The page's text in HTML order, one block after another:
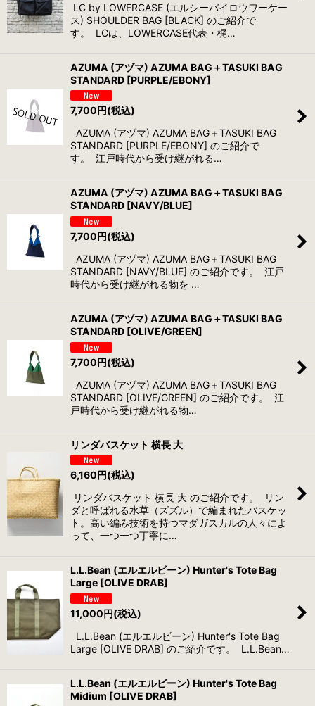
LC by LOWERCASE (エルシーバイロウワーケー
ス) SHOULDER BAG [BLACK] のご紹介で
す。 LCは、LOWERCASE代表・梶…
AZUMA (アヅマ) AZUMA BAG＋TASUKI BAG
STANDARD [PURPLE/EBONY]
7,700円(税込)
AZUMA (アヅマ) AZUMA BAG＋TASUKI BAG
STANDARD [PURPLE/EBONY] のご紹介で
す。 江戸時代から受け継がれる…
AZUMA (アヅマ) AZUMA BAG＋TASUKI BAG
STANDARD [NAVY/BLUE]
7,700円(税込)
AZUMA (アヅマ) AZUMA BAG＋TASUKI BAG
STANDARD [NAVY/BLUE] のご紹介です。 江戸
時代から受け継がれる物を …
AZUMA (アヅマ) AZUMA BAG＋TASUKI BAG
STANDARD [OLIVE/GREEN]
7,700円(税込)
AZUMA (アヅマ) AZUMA BAG＋TASUKI BAG
STANDARD [OLIVE/GREEN] のご紹介です。 江
戸時代から受け継がれる物…
リンダバスケット 横長 大
6,160円(税込)
リンダバスケット 横長 大 のご紹介です。 リン
ダと呼ばれる水草（ズズル）で編まれたバスケッ
ト。高い編み技術を持つマダガスカルの人々によ
って、一つ一つ丁寧に…
L.L.Bean (エルエルビーン) Hunter's Tote Bag
Large [OLIVE DRAB]
11,000円(税込)
L.L.Bean (エルエルビーン) Hunter's Tote Bag
Large [OLIVE DRAB] のご紹介です。 L.L.Bean…
L.L.Bean (エルエルビーン) Hunter's Tote Bag
Midium [OLIVE DRAB]